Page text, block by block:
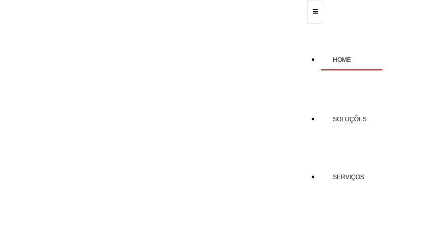
HOME
SOLUÇÕES
SERVIÇOS